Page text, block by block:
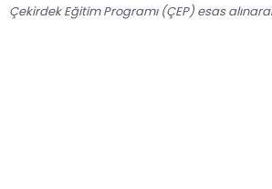
Çekirdek Eğitim Programı (ÇEP) esas